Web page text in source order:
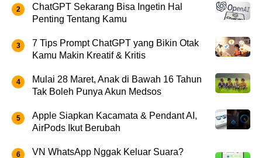
ChatGPT Sekarang Bisa Ingetin Hal
Penting Tentang Kamu
7 Tips Prompt ChatGPT yang Bikin Otak
Kamu Makin Kreatif & Kritis
Mulai 28 Maret, Anak di Bawah 16 Tahun
Tak Boleh Punya Akun Medsos
Apple Siapkan Kacamata & Pendant AI,
AirPods Ikut Berubah
VN WhatsApp Nggak Keluar Suara?